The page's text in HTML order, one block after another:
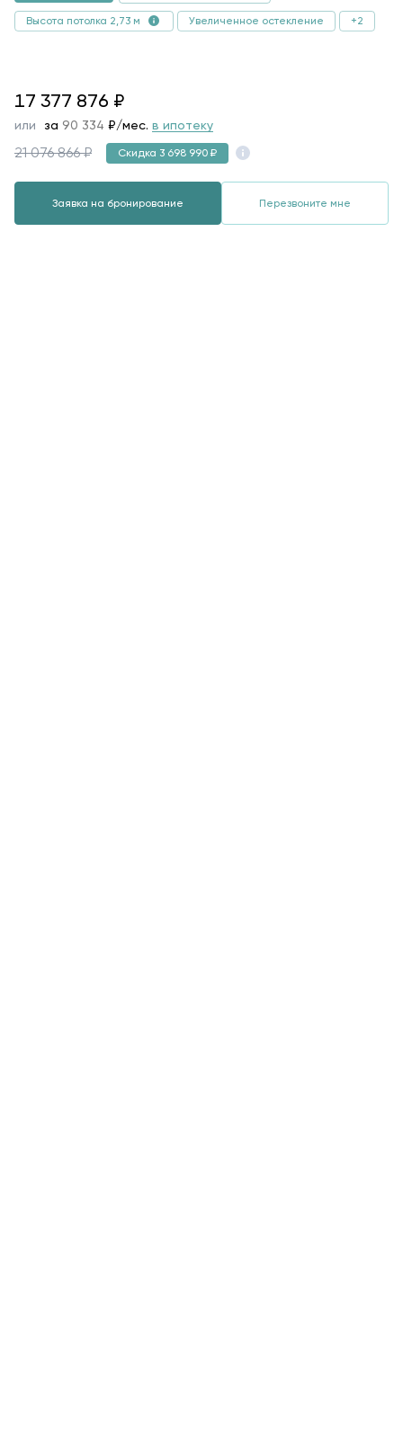
Высота потолка 2,73 м Увеличенное остекление +2
17377876
17 377 876 ₽
или за 90 334 ₽/мес. в ипотеку
21 076 866 ₽ Скидка 3 698 990 ₽
Заявка на бронирование Перезвоните мне